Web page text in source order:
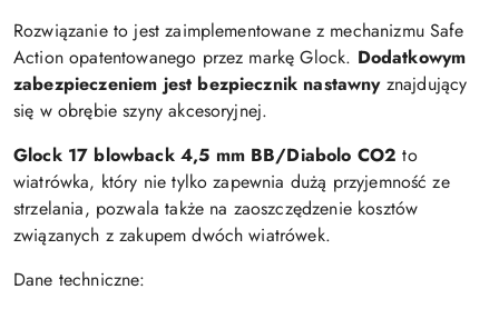
Rozwiązanie to jest zaimplementowane z mechanizmu Safe
Action opatentowanego przez markę Glock. Dodatkowym
zabezpieczeniem jest bezpiecznik nastawnyznajdujący
się w obrębie szyny akcesoryjnej.
Glock 17 blowback 4,5 mm BB/Diabolo CO2to
wiatrówka, który nie tylko zapewnia dużą przyjemność ze
strzelania, pozwala także na zaoszczędzenie kosztów
związanych z zakupem dwóch wiatrówek.
Dane techniczne: